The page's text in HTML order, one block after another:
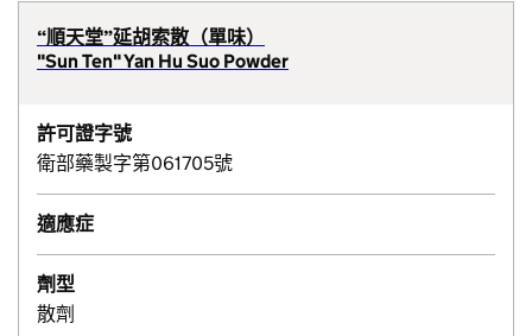
“順天堂”延胡索散（單味）
"Sun Ten" Yan Hu Suo Powder
許可證字號
衛部藥製字第061705號
適應症
劑型
散劑